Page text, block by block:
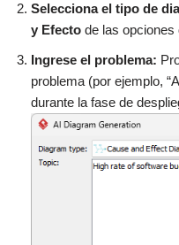
Selecciona el tipo de
y Efecto de las opciones
Ingrese el problema:
problema (por ejemplo,
durante la fase de